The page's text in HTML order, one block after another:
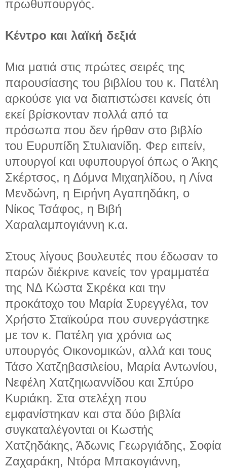
πρωθυπουργός.
Κέντρο και λαϊκή δεξιά
Μια ματιά στις πρώτες σειρές της
παρουσίασης του βιβλίου του κ. Πατέλη
αρκούσε για να διαπιστώσει κανείς ότι
εκεί βρίσκονταν πολλά από τα
πρόσωπα που δεν ήρθαν στο βιβλίο
του Ευρυπίδη Στυλιανίδη. Φερ ειπείν,
υπουργοί και υφυπουργοί όπως ο Άκης
Σκέρτσος, η Δόμνα Μιχαηλίδου, η Λίνα
Μενδώνη, η Ειρήνη Αγαπηδάκη, ο
Νίκος Τσάφος, η Βιβή
Χαραλαμπογιάννη κ.α.
Στους λίγους βουλευτές που έδωσαν το
παρών διέκρινε κανείς τον γραμματέα
της ΝΔ Κώστα Σκρέκα και την
προκάτοχο του Μαρία Συρεγγέλα, τον
Χρήστο Σταϊκούρα που συνεργάστηκε
με τον κ. Πατέλη για χρόνια ως
υπουργός Οικονομικών, αλλά και τους
Τάσο Χατζηβασιλείου, Μαρία Αντωνίου,
Νεφέλη Χατζηιωαννίδου και Σπύρο
Κυριάκη. Στα στελέχη που
εμφανίστηκαν και στα δύο βιβλία
συγκαταλέγονται οι Κωστής
Χατζηδάκης, Άδωνις Γεωργιάδης, Σοφία
Ζαχαράκη, Ντόρα Μπακογιάννη,